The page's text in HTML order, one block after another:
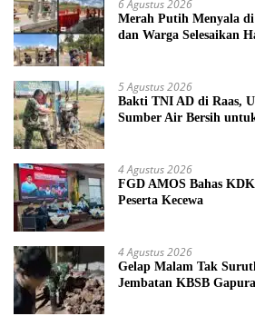
6 Agustus 2026
Merah Putih Menyala
dan Warga Selesaikan
5 Agustus 2026
Bakti TNI AD di Raas,
Sumber Air Bersih
4 Agustus 2026
FGD AMOS Bahas
Peserta Kecewa
4 Agustus 2026
Gelap Malam Tak
Jembatan KBSB Gapura